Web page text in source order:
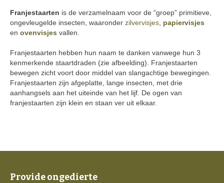
Franjestaarten is de verzamelnaam voor de “groep” primitieve,
ongevleugelde insecten, waaronder zilvervisjes papiervisjes
en ovenvisjes vallen.
Franjestaarten hebben hun naam te danken vanwege hun 3
kenmerkende staartdraden (zie afbeelding). Franjestaarten
bewegen zicht voort door middel van slangachtige bewegingen.
Franjestaarten zijn afgeplatte, lange insecten, met drie
aanhangsels aan het uiteinde van het lijf. De ogen van
franjestaarten zijn klein en staan ver uit elkaar.
Provide ongedierte